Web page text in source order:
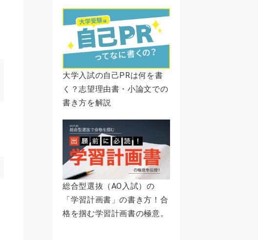
大学入試の自己PRは何を書
く？志望理由書・小論文での
書き方を解説
総合型選抜（AO入試）の
「学習計画書」の書き方！合
格を掴む学習計画書の極意。